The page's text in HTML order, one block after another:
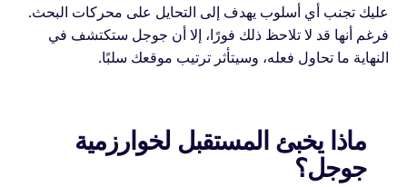
عليك تجنب أي أسلوب يهدف إلى التحايل على محركات البحث.
فرغم أنها قد لا تلاحظ ذلك فورًا، إلا أن جوجل ستكتشف في
النهاية ما تحاول فعله، وسيتأثر ترتيب موقعك سلبًا.
ماذا يخبئ المستقبل لخوارزمية
جوجل؟